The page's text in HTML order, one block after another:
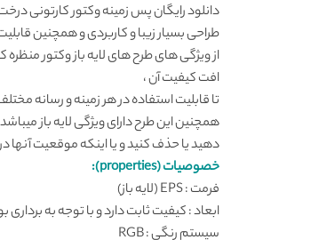
دانلود رایگان پس زمینه وکتور کارتونی
طراحی بسیار زیبا و کاربردی و همچنین
از ویژگی هایطرح های لایه باز
افت کیفیت آن ،
تا قابلیت استفاده در هر زمینه و رسانه
همچنین این طرح دارای ویژگی لایه باز
دهید یا حذف کنید و یا اینکه موقعیت آنها در
خصوصیات (properties):
فرمت : EPS (لایه باز)
ابعاد : کیفیت ثابت دارد و با توجه به برداری
سیستم رنگی : RGB